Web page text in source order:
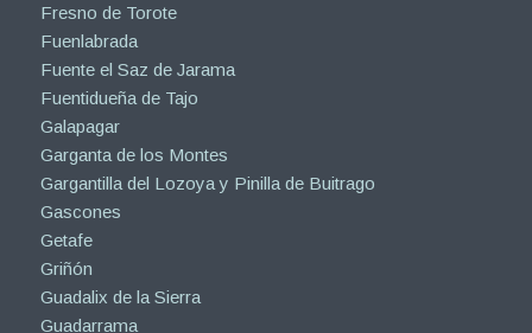
Fresno de Torote
Fuenlabrada
Fuente el Saz de Jarama
Fuentidueña de Tajo
Galapagar
Garganta de los Montes
Gargantilla del Lozoya y Pinilla de Buitrago
Gascones
Getafe
Griñón
Guadalix de la Sierra
Guadarrama